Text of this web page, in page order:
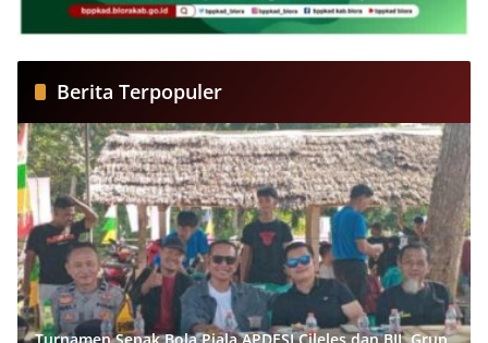
Berita Terpopuler